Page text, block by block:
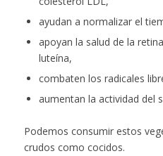
ayudan a normalizar el
apoyan la salud de la
luteína,
combaten los radicales
aumentan la actividad del
Podemos consumir estos
crudos como cocidos.